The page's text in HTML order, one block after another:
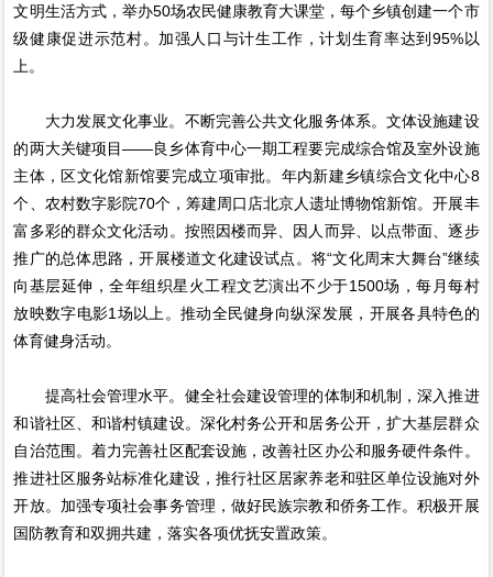
文明生活方式，举办50场农民健康教育大课堂，每个乡镇创建一个市
级健康促进示范村。加强人口与计生工作，计划生育率达到95%以
上。
大力发展文化事业。不断完善公共文化服务体系。文体设施建设
的两大关键项目——良乡体育中心一期工程要完成综合馆及室外设施
主体，区文化馆新馆要完成立项审批。年内新建乡镇综合文化中心8
个、农村数字影院70个，筹建周口店北京人遗址博物馆新馆。开展丰
富多彩的群众文化活动。按照因楼而异、因人而异、以点带面、逐步
推广的总体思路，开展楼道文化建设试点。将“文化周末大舞台”继续
向基层延伸，全年组织星火工程文艺演出不少于1500场，每月每村
放映数字电影1场以上。推动全民健身向纵深发展，开展各具特色的
体育健身活动。
提高社会管理水平。健全社会建设管理的体制和机制，深入推进
和谐社区、和谐村镇建设。深化村务公开和居务公开，扩大基层群众
自治范围。着力完善社区配套设施，改善社区办公和服务硬件条件。
推进社区服务站标准化建设，推行社区居家养老和驻区单位设施对外
开放。加强专项社会事务管理，做好民族宗教和侨务工作。积极开展
国防教育和双拥共建，落实各项优抚安置政策。